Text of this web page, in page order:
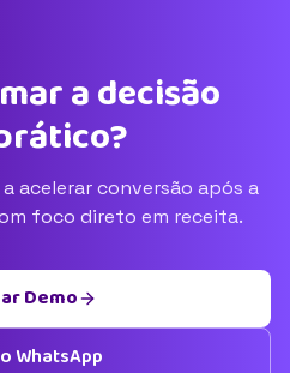
a decisão
acelerar conversão após a
foco direto em receita.
Demo
WhatsApp